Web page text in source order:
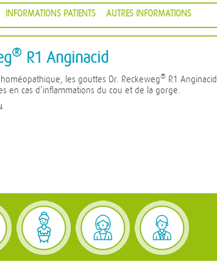
INFORMATIONS PATIENTS AUTRES INFORMATIONS
® R1 Anginacid
les gouttes Dr. Reckeweg® R1 Anginacid
en cas d’inflammations du cou et de la gorge.